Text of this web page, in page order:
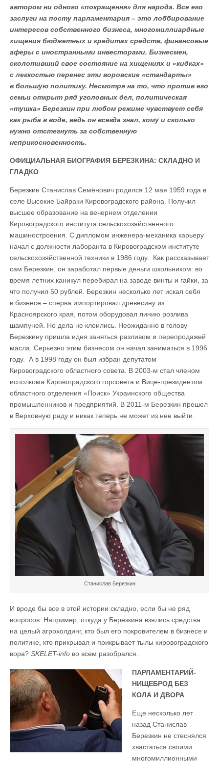
автором ни одного «покращення» для народа. Все его
заслуги на посту парламентария – это лоббирование
интересов собственного бизнеса, многомиллиардные
хищения бюджетных и кредитах средств, финансовые
аферы с иностранными инвесторами. Бизнесмен,
сколотивший свое состояние на хищениях и «кидках»
с легкостью перенес эти воровские «стандарты»
в большую политику. Несмотря на то, что против его
семьи открыт ряд уголовных дел, политическая
«тушка» Березкин при любом режиме чувствует себя
как рыба в воде, ведь он всегда знал, кому и сколько
нужно отстегнуть за собственную
неприкосновенность.
ОФИЦИАЛЬНАЯ БИОГРАФИЯ БЕРЕЗКИНА: СКЛАДНО И
ГЛАДКО
Березкин Станислав Семёнович родился 12 мая 1959 года в
селе Высокие Байраки Кировоградского района. Получил
высшее образование на вечернем отделении
Кировоградского института сельскохозяйственного
машиностроения. С дипломом инженера‑механика карьеру
начал с должности лаборанта в Кировоградском институте
сельскохозяйственной техники в 1986 году. Как рассказывает
сам Березкин, он заработал первые деньги школьником: во
время летних каникул перебирал на заводе винты и гайки, за
что получил 50 рублей. Березкин несколько лет искал себя
в бизнесе – сперва импортировал древесину из
Красноярского края, потом оборудовал линию розлива
шампуней. Но дела не клеились. Неожиданно в голову
Березкину пришла идея заняться разливом и перепродажей
масла. Серьезно этим бизнесом он начал заниматься в 1996
году. А в 1998 году он был избран депутатом
Кировоградского областного совета. В 2003-м стал членом
исполкома Кировоградского горсовета и Вице-президентом
областного отделения «Поиск» Украинского общества
промышленников и предприятий. В 2011-м Березкин прошел
в Верховную раду и никак теперь не может из нее выйти.
Станислав Березкин
И вроде бы все в этой истории складно, если бы не ряд
вопросов. Например, откуда у Березкина взялись средства
на целый агрохолдинг, кто был его покровителем в бизнесе и
политике, кто прикрывал и прикрывает тылы кировоградского
вора? SKELET-info во всем разобрался.
ПАРЛАМЕНТАРИЙ-
НИЩЕБРОД БЕЗ
КОЛА И ДВОРА
Еще несколько лет
назад Станислав
Березкин не стеснялся
хвастаться своими
многомиллионными